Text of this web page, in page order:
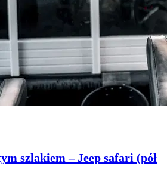
szlakiem – Jeep safari (pół